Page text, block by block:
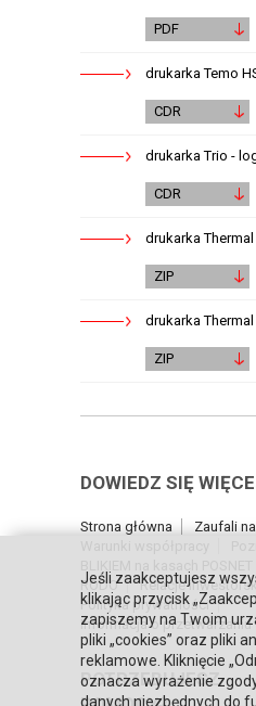
PDF
drukarka Temo
CDR
drukarka Trio -
CDR
drukarka
ZIP
drukarka
ZIP
DOWIEDZ SIĘ
Strona główna
Zaufali
RODO
Relacje
Polityka prywatności
Informacja o
POTRZEBUJESZ
Jeśli zaakceptujesz
klikając przycisk
zapiszemy na Twoim
pliki „cookies” oraz pliki
reklamowe. Kliknięcie
oznacza wyrażenie
danych niezbędnych do